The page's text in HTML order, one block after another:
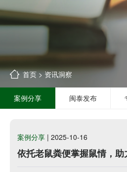
首页>资讯洞察
案例分享 闽泰发布
案例分享 | 2025-10-16
依托老鼠粪便掌握鼠情，